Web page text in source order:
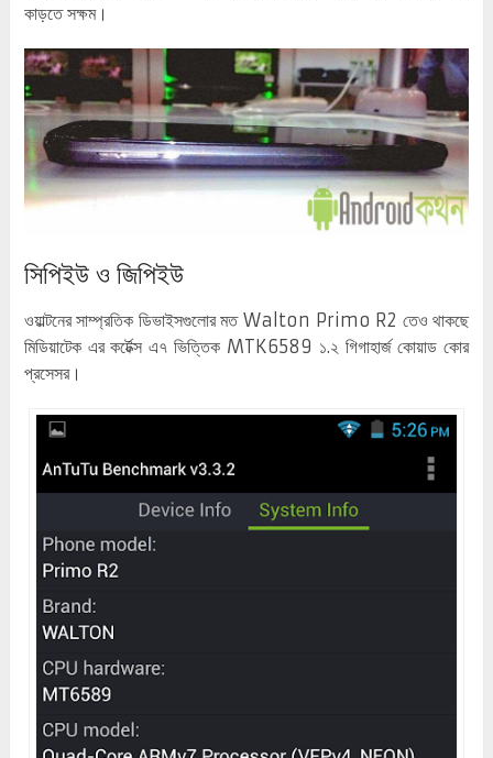
কাড়তে সক্ষম।
সিপিইউ ও জিপিইউ
ওয়াল্টনের সাম্প্রতিক ডিভাইসগুলোর মত Walton Primo R2 তেও থাকছে
মিডিয়াটেক এর কর্টেক্স এ৭ ভিত্তিক MTK6589 ১.২ গিগাহার্জ কোয়াড কোর
প্রসেসর।